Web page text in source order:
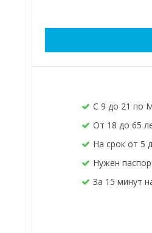
С 9 до 21 по
От 18 до 65
На срок от 5
Нужен
За 15 минут